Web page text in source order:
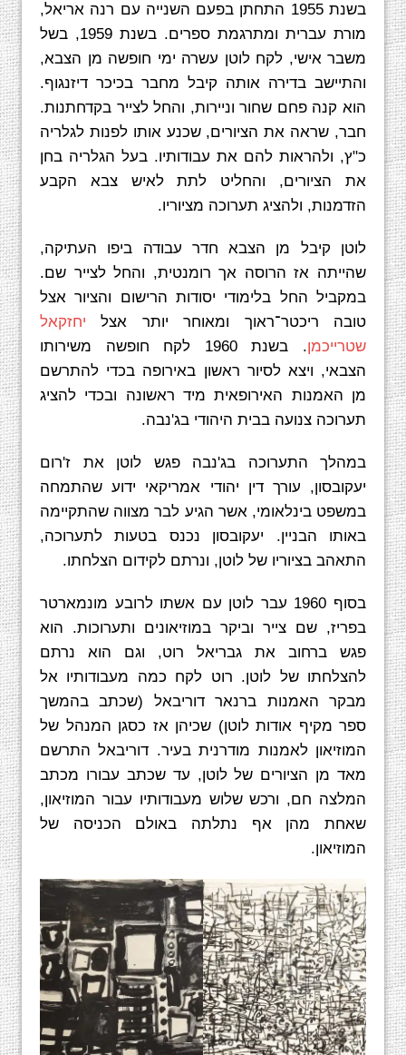
בשנת 1955 התחתן בפעם השנייה עם רנה אריאל,
מורת עברית ומתרגמת ספרים. בשנת 1959, בשל
משבר אישי, לקח לוטן עשרה ימי חופשה מן הצבא,
והתיישב בדירה אותה קיבל מחבר בכיכר דיזנגוף.
הוא קנה פחם שחור וניירות, והחל לצייר בקדחתנות.
חבר, שראה את הציורים, שכנע אותו לפנות לגלריה
כ"ץ, ולהראות להם את עבודותיו. בעל הגלריה בחן
את הציורים, והחליט לתת לאיש צבא הקבע
הזדמנות, ולהציג תערוכה מציוריו.
לוטן קיבל מן הצבא חדר עבודה ביפו העתיקה,
שהייתה אז הרוסה אך רומנטית, והחל לצייר שם.
במקביל החל בלימודי יסודות הרישום והציור אצל
טובה ריכטר־ראוך ומאוחר יותר אצל יחזקאל
שטרייכמן
. בשנת 1960 לקח חופשה משירותו
הצבאי, ויצא לסיור ראשון באירופה בכדי להתרשם
מן האמנות האירופאית מיד ראשונה ובכדי להציג
תערוכה צנועה בבית היהודי בג'נבה.
במהלך התערוכה בג'נבה פגש לוטן את ז'רום
יעקובסון, עורך דין יהודי אמריקאי ידוע שהתמחה
במשפט בינלאומי, אשר הגיע לבר מצווה שהתקיימה
באותו הבניין. יעקובסון נכנס בטעות לתערוכה,
התאהב בציוריו של לוטן, ונרתם לקידום הצלחתו.
בסוף 1960 עבר לוטן עם אשתו לרובע מונמארטר
בפריז, שם צייר וביקר במוזיאונים ותערוכות. הוא
פגש ברחוב את גבריאל רוט, וגם הוא נרתם
להצלחתו של לוטן. רוט לקח כמה מעבודותיו אל
מבקר האמנות ברנאר דוריבאל (שכתב בהמשך
ספר מקיף אודות לוטן) שכיהן אז כסגן המנהל של
המוזיאון לאמנות מודרנית בעיר. דוריבאל התרשם
מאד מן הציורים של לוטן, עד שכתב עבורו מכתב
המלצה חם, ורכש שלוש מעבודותיו עבור המוזיאון,
שאחת מהן אף נתלתה באולם הכניסה של
המוזיאון.